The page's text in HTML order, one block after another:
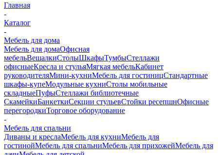
Главная
-
Каталог
-
Мебель для дома
Мебель для домаОфисная
мебельВешалкиСтолыШкафыТумбыСтеллажи
офисныеКресла и стульяМягкая мебельКабинет
руководителяМини-кухниМебель для гостиницСтандартные
шкафы-купеМодульные кухниСтолы мобильные
складныеПуфыСтеллажи библиотечные
СкамейкиБанкеткиСекции стульевСтойки ресепшнОфисные
перегородкиТорговое оборудование
-
Мебель для спальни
Диваны и креслаМебель для кухниМебель для
гостинойМебель для спальниМебель для прихожейМебель для